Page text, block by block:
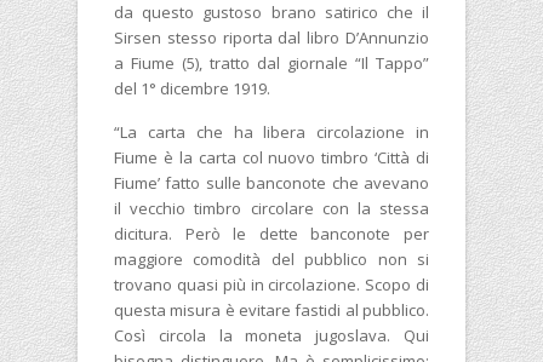
da questo gustoso brano satirico che il
Sirsen stesso riporta dal libro D’Annunzio
a Fiume (5), tratto dal giornale “Il Tappo”
del 1° dicembre 1919.
“La carta che ha libera circolazione in
Fiume è la carta col nuovo timbro ‘Città di
Fiume’ fatto sulle banconote che avevano
il vecchio timbro circolare con la stessa
dicitura. Però le dette banconote per
maggiore comodità del pubblico non si
trovano quasi più in circolazione. Scopo di
questa misura è evitare fastidi al pubblico.
Così circola la moneta jugoslava. Qui